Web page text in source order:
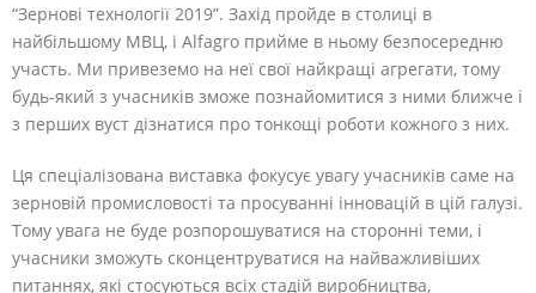
“Зернові технології 2019”. Захід пройде в столиці в
найбільшому МВЦ, і Alfagro прийме в ньому безпосередню
участь. Ми привеземо на неї свої найкращі агрегати, тому
будь-який з учасників зможе познайомитися з ними ближче і
з перших вуст дізнатися про тонкощі роботи кожного з них.
Ця спеціалізована виставка фокусує увагу учасників саме на
зерновій промисловості та просуванні інновацій в цій галузі.
Тому увага не буде розпорошуватися на сторонні теми, і
учасники зможуть сконцентруватися на найважливіших
питаннях, які стосуються всіх стадій виробництва,